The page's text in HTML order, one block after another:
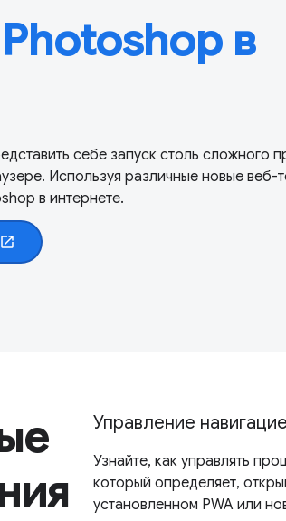
в
себе запуск столь сложного
Используя различные новые веб-
в интернете.
open_in_new
Управление
Узнайте, как управлять
который определяет,
установленном PWA или